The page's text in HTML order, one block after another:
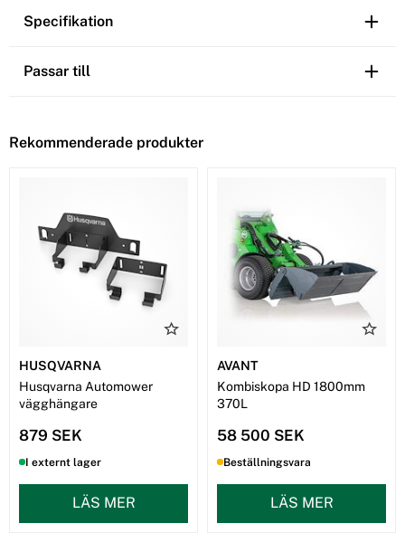
Specifikation
Passar till
Rekommenderade produkter
HUSQVARNA
Husqvarna Automower
vägghängare
879 SEK
I externt lager
LÄS MER
AVANT
Kombiskopa HD 1800mm
370L
58 500 SEK
Beställningsvara
LÄS MER